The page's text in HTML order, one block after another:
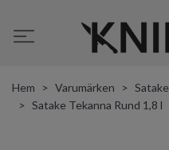
Hem Varumärken Satake
Satake Tekanna Rund 1,8 l